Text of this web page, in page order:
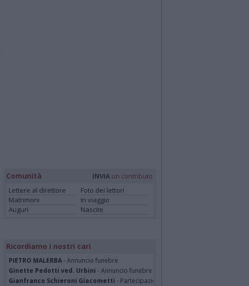
Comunità INVIA un contributo
Lettere al direttore
Foto dei lettori
Matrimoni
In viaggio
Auguri
Nascite
Ricordiamo i nostri cari
PIETRO MALERBA- Annuncio funebre
Ginette Pedotti ved. Urbini - Annuncio funebre
Gianfranco Schieroni Giacometti - Partecipazione